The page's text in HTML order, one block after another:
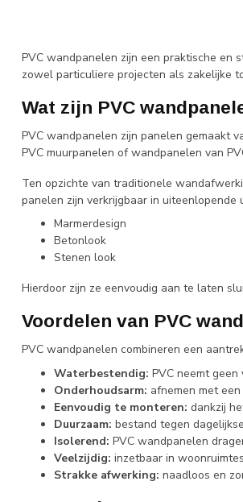
PVC wandpanelen zijn een praktische en
zowel particuliere projecten als zakelijke
Wat zijn PVC
PVC wandpanelen zijn panelen gemaakt
PVC muurpanelen of wandpanelen van
Ten opzichte van traditionele
panelen zijn verkrijgbaar in uiteenlopende
Marmerdesign
Betonlook
Stenen look
Hierdoor zijn ze eenvoudig aan te laten
Voordelen van PVC
PVC wandpanelen combineren een
Waterbestendig: PVC neemt
Onderhoudsarm: afnemen met
Eenvoudig te monteren: dankzij
Duurzaam: bestand tegen
Isolerend: PVC wandpanelen
Veelzijdig: inzetbaar in
Strakke afwerking: naadloos en